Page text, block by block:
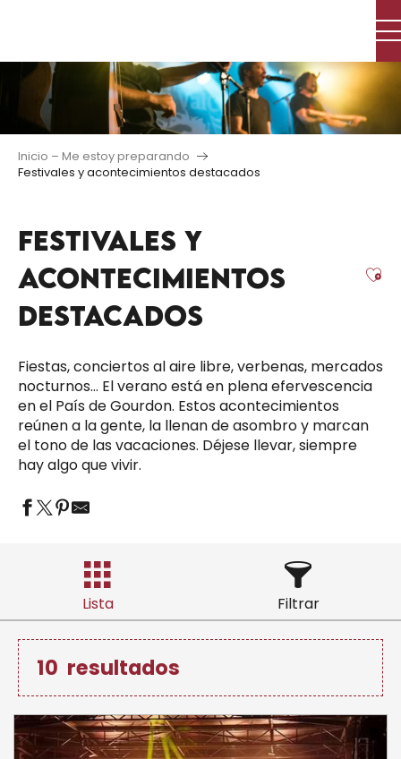
principal
Inicio – Me estoy preparando
Festivales y acontecimientos destacados
FESTIVALES Y
ACONTECIMIENTOS
DESTACADOS
Fiestas, conciertos al aire libre, verbenas, mercados
nocturnos… El verano está en plena efervescencia
en el País de Gourdon. Estos acontecimientos
reúnen a la gente, la llenan de asombro y marcan
el tono de las vacaciones. Déjese llevar, siempre
hay algo que vivir.
Lista Filtrar
10 resultados